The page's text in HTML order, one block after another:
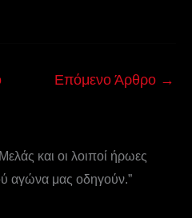
Επόμενο Άρθρο →
και οι λοιποί ήρωες
αγώνα μας οδηγούν.”